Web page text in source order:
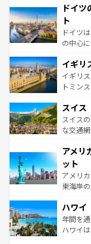
せる。
ンテン
で、幅
聖堂、
から魅
れ、フ
香り高
らに、
も豊か
を参照
ドイツ
ト
ドイツ
の中心
顔を持
ルリン
してラ
は、お酒
ドイツ
イギリ
イギリ
トミン
リアご
ティー
戦など
ンツ一覧
スイス
スイス
な交通
の建物
博物館
ことが
者向け
着のスイ
アメリ
ット
アメリ
東海岸
のよう
ンメン
西部に
ハワイ
年間を
ハワイ